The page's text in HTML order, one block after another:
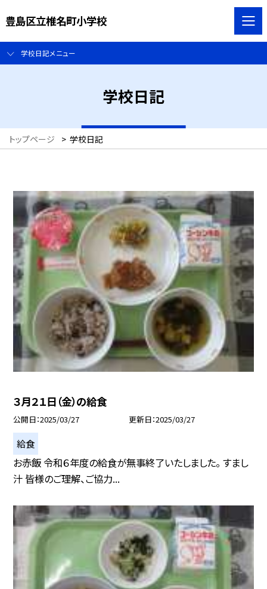
豊島区立椎名町小学校
学校日記メニュー
学校日記
トップページ > 学校日記
３月２１日（金）の給食
公開日 2025/03/27 更新日 2025/03/27
給食
お赤飯 令和６年度の給食が無事終了いたしました。 すまし
汁 皆様のご理解、ご協力...